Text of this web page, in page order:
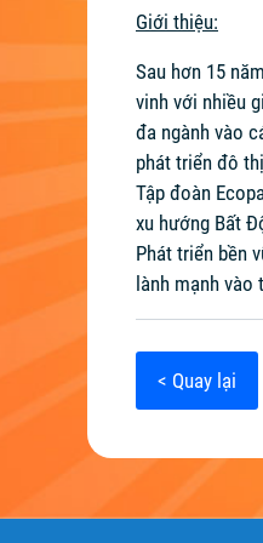
Giới thiệu:
Sau hơn 15
vinh với nhiều
đa ngành vào
phát triển đô
Tập đoàn
xu hướng Bất
Phát triển bền
lành mạnh
< Quay lại